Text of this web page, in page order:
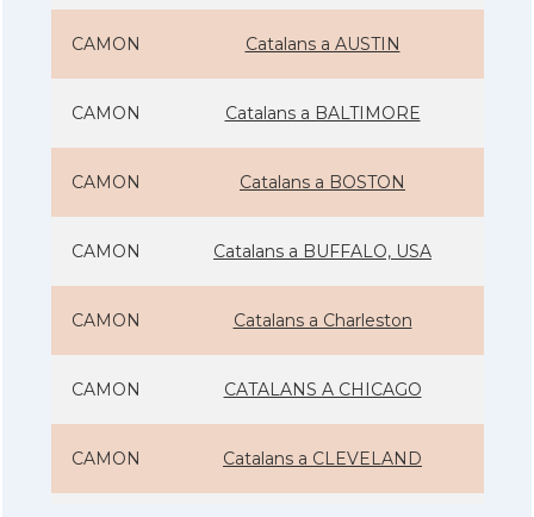
CAMON Catalans a AUSTIN
CAMON Catalans a BALTIMORE
CAMON Catalans a BOSTON
CAMON Catalans a BUFFALO, USA
CAMON Catalans a Charleston
CAMON CATALANS A CHICAGO
CAMON Catalans a CLEVELAND